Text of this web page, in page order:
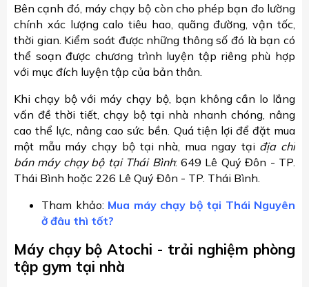
Bên cạnh đó, máy chạy bộ còn cho phép bạn đo lường
chính xác lượng calo tiêu hao, quãng đường, vận tốc,
thời gian. Kiểm soát được những thông số đó là bạn có
thể soạn được chương trình luyện tập riêng phù hợp
với mục đích luyện tập của bản thân.
Khi chạy bộ với máy chạy bộ, bạn không cần lo lắng
vấn đề thời tiết, chạy bộ tại nhà nhanh chóng, nâng
cao thể lực, nâng cao sức bền. Quá tiện lợi để đặt mua
một mẫu máy chạy bộ tại nhà, mua ngay tại địa chỉ
bán máy chạy bộ tại Thái Bình: 649 Lê Quý Đôn - TP.
Thái Bình hoặc 226 Lê Quý Đôn - TP. Thái Bình.
Tham khảo: Mua máy chạy bộ tại Thái Nguyên
ở đâu thì tốt?
Máy chạy bộ Atochi - trải nghiệm phòng
tập gym tại nhà